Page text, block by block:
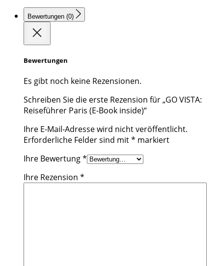
Bewertungen (0)
Bewertungen
Es gibt noch keine Rezensionen.
Schreiben Sie die erste Rezension für „GO VISTA:
Reiseführer Paris (E-Book inside)“
Ihre E-Mail-Adresse wird nicht veröffentlicht.
Erforderliche Felder sind mit* markiert
Ihre Bewertung*
Ihre Rezension *